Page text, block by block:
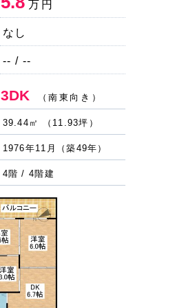
万円
なし
-- / --
3DK （南東向き）
39.44㎡ （11.93坪）
1976年11月（築49年）
4階 / 4階建